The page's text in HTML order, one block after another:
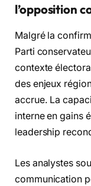
l’opposition
Malgré la
Parti
contexte
des enjeux
accrue. La
interne en gains
leadership
Les analystes
communication